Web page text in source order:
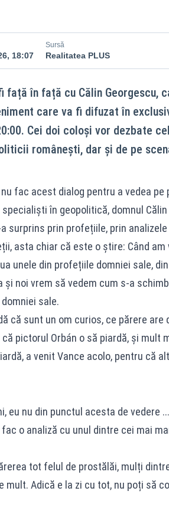
18:07
Sursă
Realitatea PLUS
față în față cu Călin Georgescu,
care va fi difuzat în
Cei doi coloși vor dezbate
românești, dar și de pe
fac acest dialog pentru a vedea
în geopolitică, domnul Călin
surprins prin profețiile, prin
asta chiar că este o știre: Când
unele din profețiile domniei sale,
și noi vrem să vedem cum s-a
sale.
că sunt un om curios, ce părere are
pictorul Orbán o să piardă, și mult
a venit Vance acolo, pentru că
eu nu din punctul acesta de vedere
o analiză cu unul dintre cei mai
tot felul de prostălăi, mulți
Adică e la zi cu tot, nu poți să